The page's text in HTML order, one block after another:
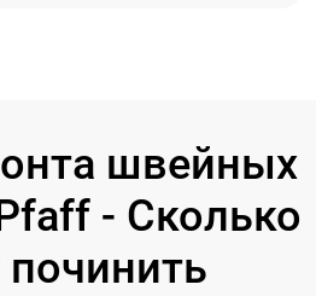
швейных
- Сколько
починить